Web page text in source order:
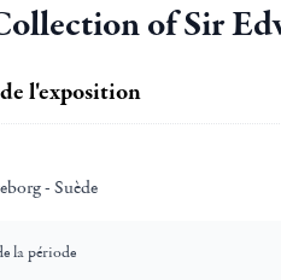
of Sir
l'exposition
- Suède
la période